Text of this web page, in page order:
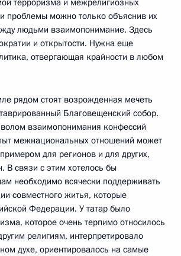
терроризма и межрелигиозных
проблемы можно только объяснив их
людьми взаимопонимание. Здесь
и открытости. Нужна еще
отвергающая крайности в любом
рядом стоят возрожденная мечеть
Благовещенский собор.
взаимопонимания конфессий
межнациональных отношений может
для регионов и для других,
В связи с этим хотелось бы
необходимо всячески поддерживать
совместного житья, которые
Федерации. У татар было
которое очень терпимо относилось
религиям, интерпретировало
духе, ориентировалось на самые